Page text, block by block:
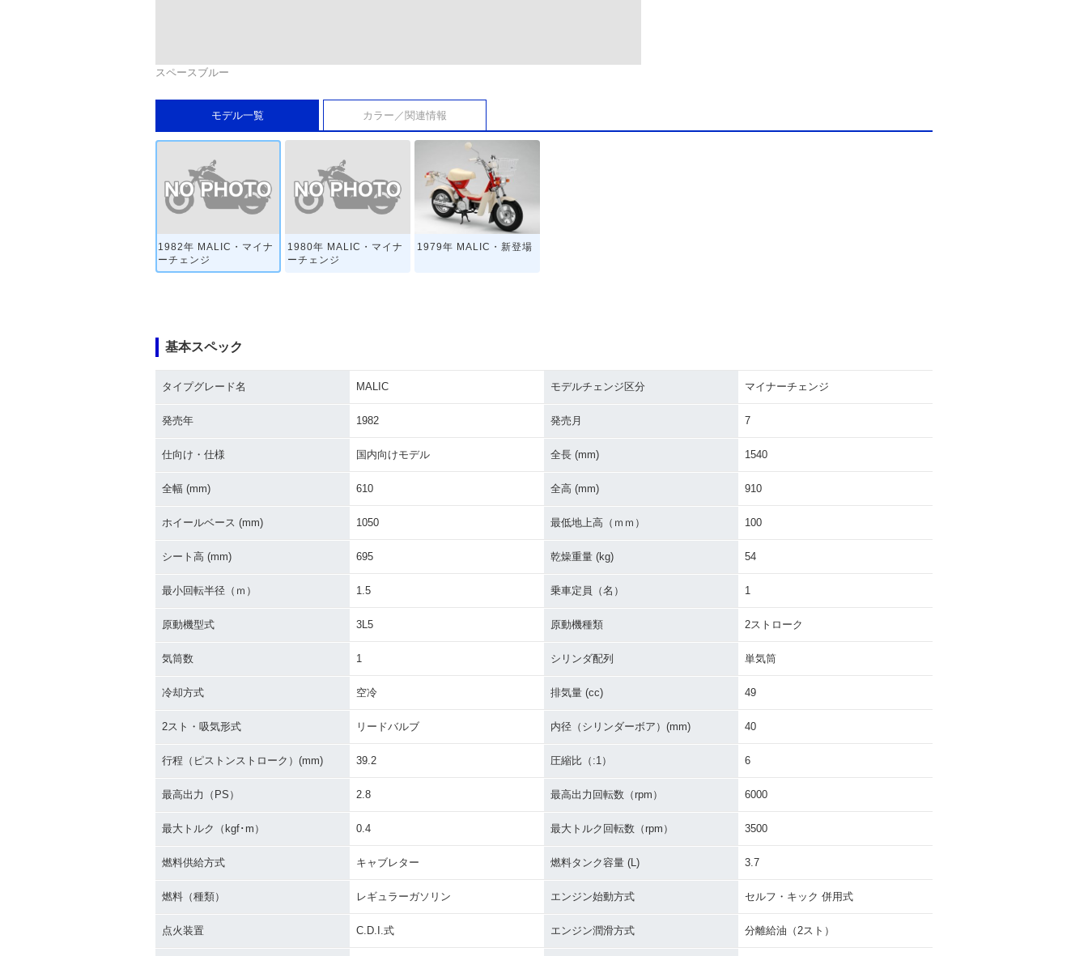
スペースブルー
モデル一覧 カラー／関連情報
1982年 MALIC・マイナ
ーチェンジ
1980年 MALIC・マイナ
ーチェンジ
1979年 MALIC・新登場
基本スペック
タイプグレード名 MALIC モデルチェンジ区分 マイナーチェンジ
発売年 1982 発売月 7
仕向け・仕様 国内向けモデル 全長 (mm) 1540
全幅 (mm) 610 全高 (mm) 910
ホイールベース (mm) 1050 最低地上高（ｍｍ） 100
シート高 (mm) 695 乾燥重量 (kg) 54
最小回転半径（ｍ） 1.5 乗車定員（名） 1
原動機型式 3L5 原動機種類 2ストローク
気筒数 1 シリンダ配列 単気筒
冷却方式 空冷 排気量 (cc) 49
2スト・吸気形式 リードバルブ 内径（シリンダーボア）(mm) 40
行程（ピストンストローク）(mm) 39.2 圧縮比（:1） 6
最高出力（PS） 2.8 最高出力回転数（rpm） 6000
最大トルク（kgf･m） 0.4 最大トルク回転数（rpm） 3500
燃料供給方式 キャブレター 燃料タンク容量 (L) 3.7
燃料（種類） レギュラーガソリン エンジン始動方式 セルフ・キック 併用式
点火装置 C.D.I.式 エンジン潤滑方式 分離給油（2スト）